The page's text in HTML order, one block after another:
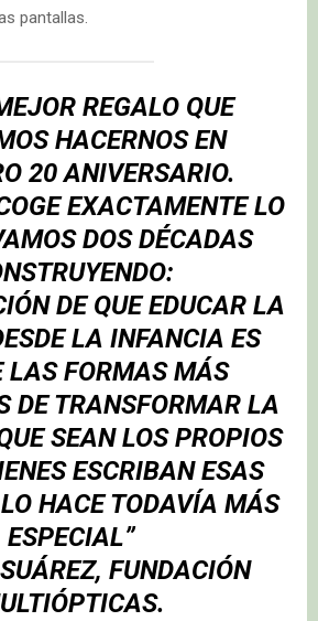
pantallas.
REGALO QUE
HACERNOS EN
20 ANIVERSARIO.
EXACTAMENTE LO
DOS DÉCADAS
DE QUE EDUCAR LA
LA INFANCIA ES
LAS FORMAS MÁS
DE TRANSFORMAR LA
SEAN LOS PROPIOS
ESCRIBAN ESAS
HACE TODAVÍA MÁS
ESPECIAL”
FUNDACIÓN